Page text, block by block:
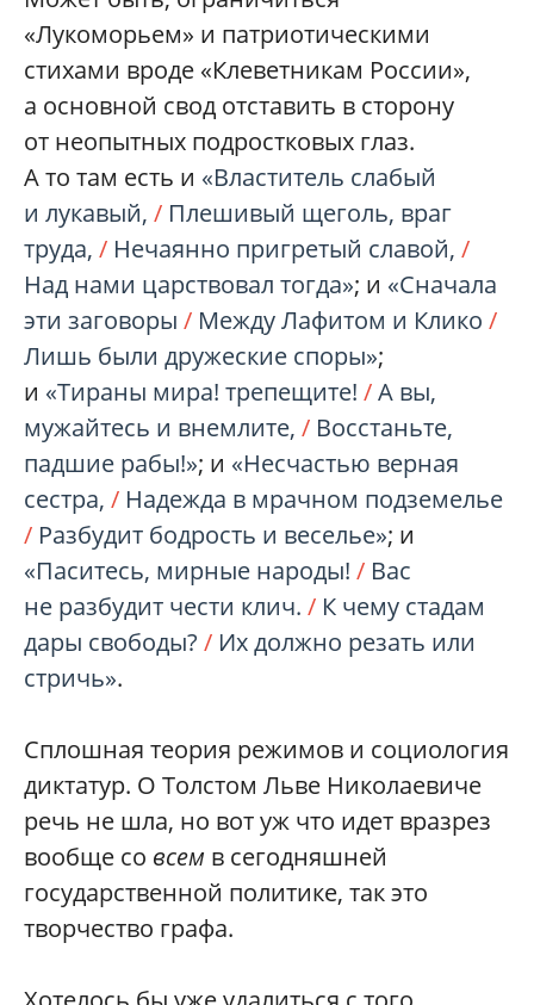
«Лукоморьем» и патриотическими
стихами вроде «Клеветникам России»,
а основной свод отставить в сторону
от неопытных подростковых глаз.
А то там есть и «Властитель слабый
и лукавый, / Плешивый щеголь, враг
труда, / Нечаянно пригретый славой, /
Над нами царствовал тогда»; и «Сначала
эти заговоры / Между Лафитом и Клико /
Лишь были дружеские споры»;
и «Тираны мира! трепещите! /А вы,
мужайтесь и внемлите, / Восстаньте,
падшие рабы!»; и «Несчастью верная
сестра, / Надежда в мрачном подземелье
/ Разбудит бодрость и веселье»; и
«Паситесь, мирные народы! / Вас
не разбудит чести клич. / К чему стадам
дары свободы? / Их должно резать или
стричь».
Сплошная теория режимов и социология
диктатур. О Толстом Льве Николаевиче
речь не шла, но вот уж что идет вразрез
вообще со всем в сегодняшней
государственной политике, так это
творчество графа.